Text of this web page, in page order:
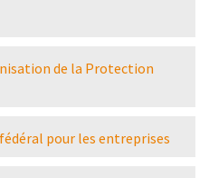
de la Protection
pour les entreprises